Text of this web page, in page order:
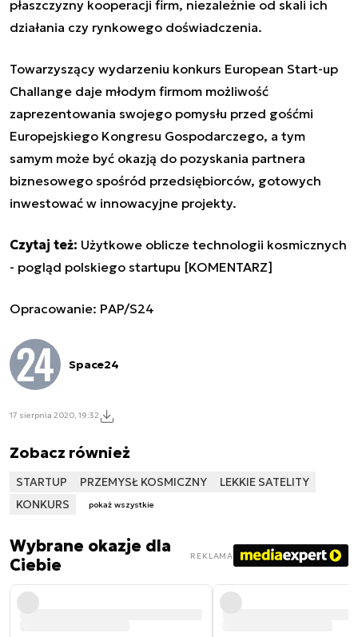
płaszczyzny kooperacji firm, niezależnie od skali ich
działania czy rynkowego doświadczenia.
Towarzyszący wydarzeniu konkurs European Start-up
Challange daje młodym firmom możliwość
zaprezentowania swojego pomysłu przed gośćmi
Europejskiego Kongresu Gospodarczego, a tym
samym może być okazją do pozyskania partnera
biznesowego spośród przedsiębiorców, gotowych
inwestować w innowacyjne projekty.
Czytaj też: Użytkowe oblicze technologii kosmicznych
- pogląd polskiego startupu [KOMENTARZ]
Opracowanie: PAP/S24
Space24
17 sierpnia 2020, 19:32
Zobacz również
STARTUP PRZEMYSŁ KOSMICZNY
LEKKIE SATELITY
KONKURS
pokaż wszystkie
Wybrane okazje dla
Ciebie
REKLAMA